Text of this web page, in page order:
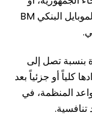
عبر القنوات الرقمية للبنك، مثل الإنترنت والموبايل البنكي BM
بنسبة تصل إلى
كلياً أو جزئياً بعد
المنظمة، في
تنافسية.